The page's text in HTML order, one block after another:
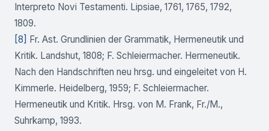
Interpreto Novi Testamenti. Lipsiae, 1761, 1765, 1792,
1809.
[8] Fr. Ast. Grundlinien der Grammatik, Hermeneutik und
Kritik. Landshut, 1808; F. Schleiermacher. Hermeneutik.
Nach den Handschriften neu hrsg. und eingeleitet von H.
Kimmerle. Heidelberg, 1959; F. Schleiermacher.
Hermeneutik und Kritik. Hrsg. von M. Frank, Fr./M.,
Suhrkamp, 1993.